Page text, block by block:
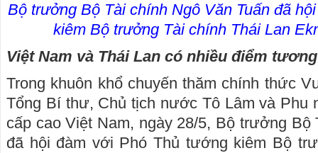
Bộ trưởng Bộ Tài chính Ngô Văn Tuấn đã
kiêm Bộ trưởng Tài chính Thái Lan
Việt Nam và Thái Lan có nhiều điểm
Trong khuôn khổ chuyến thăm chính thức
Tổng Bí thư, Chủ tịch nước Tô Lâm và Phu
cấp cao Việt Nam, ngày 28/5, Bộ trưởng Bộ
đã hội đàm với Phó Thủ tướng kiêm Bộ